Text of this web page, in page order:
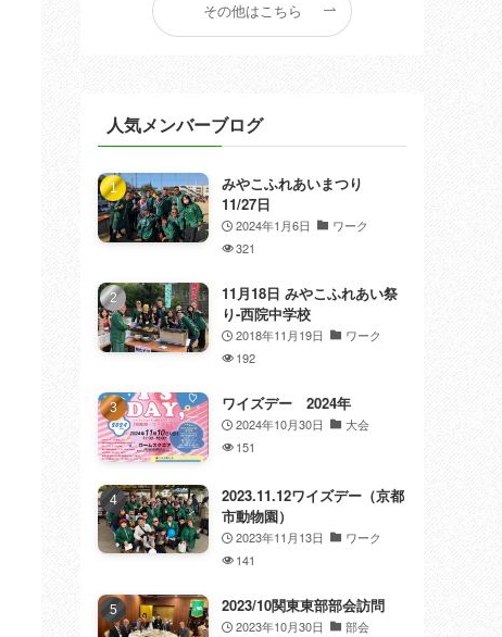
その他はこちら
人気メンバーブログ
みやこふれあいまつり
11/27日
2024年1月6日
ワーク
321
11月18日 みやこふれあい祭
り-西院中学校
2018年11月19日
ワーク
192
ワイズデー 2024年
2024年10月30日
大会
151
2023.11.12ワイズデー（京都
市動物園）
2023年11月13日
ワーク
141
2023/10関東東部部会訪問
2023年10月30日
部会